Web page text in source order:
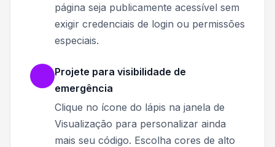
página seja publicamente acessível sem
exigir credenciais de login ou permissões
especiais.
Projete para visibilidade de
emergência
Clique no ícone do lápis na janela de
Visualização para personalizar ainda
mais seu código. Escolha cores de alto